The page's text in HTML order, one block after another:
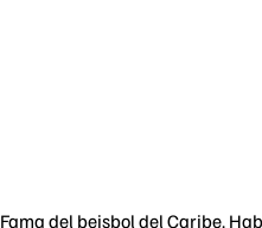
del beisbol del Caribe.